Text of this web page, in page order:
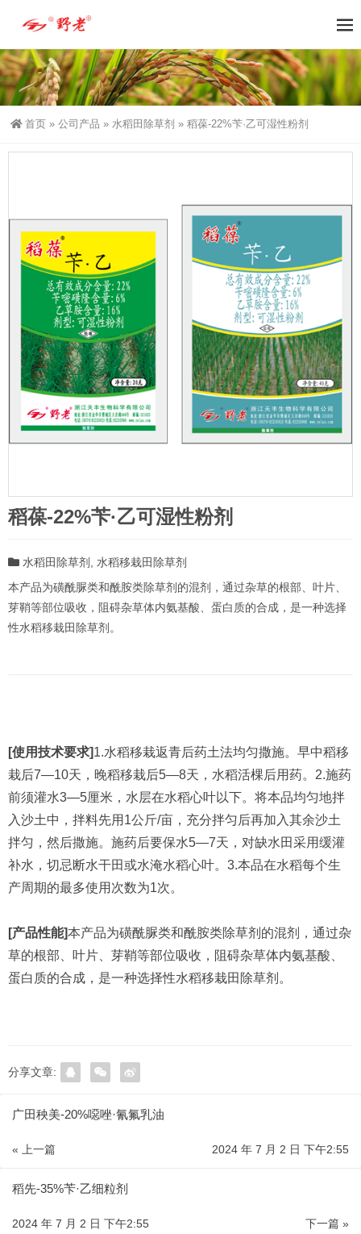
首页 » 公司产品 » 水稻田除草剂 » 稻葆-22%苄·乙可湿性粉剂
稻葆-22%苄·乙可湿性粉剂
水稻田除草剂
水稻移栽田除草剂
本产品为磺酰脲类和酰胺类除草剂的混剂，通过杂草的根部、叶片、
芽鞘等部位吸收，阻碍杂草体内氨基酸、蛋白质的合成，是一种选择
性水稻移栽田除草剂。
[使用技术要求]1.水稻移栽返青后药土法均匀撒施。早中稻移
栽后7—10天，晚稻移栽后5—8天，水稻活棵后用药。2.施药
前须灌水3—5厘米，水层在水稻心叶以下。将本品均匀地拌
入沙土中，拌料先用1公斤/亩，充分拌匀后再加入其余沙土
拌匀，然后撒施。施药后要保水5—7天，对缺水田采用缓灌
补水，切忌断水干田或水淹水稻心叶。3.本品在水稻每个生
产周期的最多使用次数为1次。
[产品性能]本产品为磺酰脲类和酰胺类除草剂的混剂，通过杂
草的根部、叶片、芽鞘等部位吸收，阻碍杂草体内氨基酸、
蛋白质的合成，是一种选择性水稻移栽田除草剂。
分享文章:
广田秧美-20%噁唑·氰氟乳油
« 上一篇 2024 年 7 月 2 日 下午2:55
稻先-35%苄·乙细粒剂
下一篇 »
2024 年 7 月 2 日 下午2:55